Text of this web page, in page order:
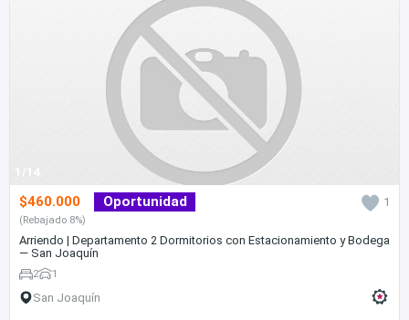
1/14
$460.000 Oportunidad 1
(Rebajado 8%)
Arriendo | Departamento 2 Dormitorios con Estacionamiento y Bodega
— San Joaquín
2 1
San Joaquín